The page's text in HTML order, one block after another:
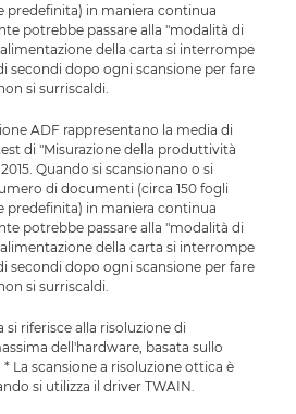
predefinita) in maniera continua
potrebbe passare alla "modalità di
della carta si interrompe
secondi dopo ogni scansione per fare
si surriscaldi.
ADF rappresentano la media di
di "Misurazione della produttività
Quando si scansionano o si
di documenti (circa 150 fogli
predefinita) in maniera continua
potrebbe passare alla "modalità di
della carta si interrompe
secondi dopo ogni scansione per fare
si surriscaldi.
si riferisce alla risoluzione di
dell'hardware, basata sullo
* La scansione a risoluzione ottica è
si utilizza il driver TWAIN.